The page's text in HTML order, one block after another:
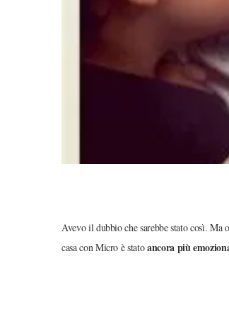
Avevo il dubbio che sarebbe stato così.
casa con Micro è statoancora più